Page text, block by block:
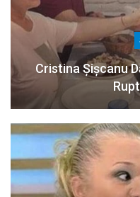
Cristina Șișcanu